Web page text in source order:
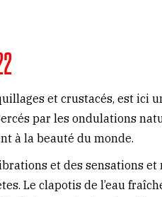
et crustacés, est ici
par les ondulations
à la beauté du monde.
et des sensations
Le clapotis de l’eau